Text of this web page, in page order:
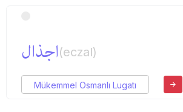
اجذال(eczal)
Mükemmel Osmanlı Lugatı